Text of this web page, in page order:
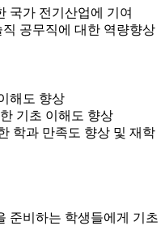
국가 전기산업에 기여
공무직에 대한 역량향상
해도 향상
기초 이해도 향상
학과 만족도 향상 및 재학
준비하는 학생들에게 기초